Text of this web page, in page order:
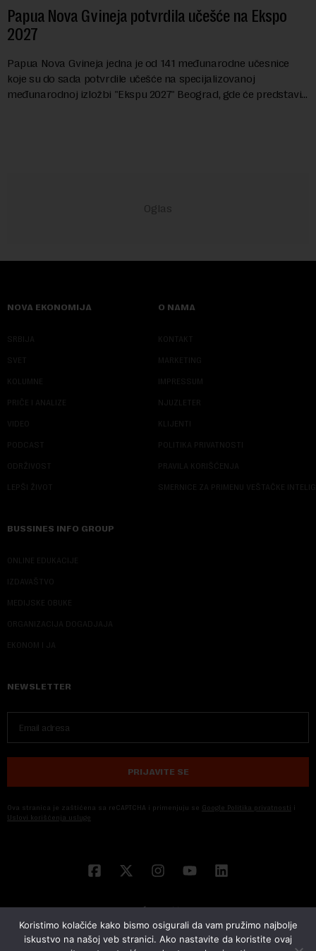
Papua Nova Gvineja potvrdila učešće na Ekspo
2027
Papua Nova Gvineja jedna je od 141 međunarodne učesnice
koje su do sada potvrdile učešće na specijalizovanoj
međunarodnoj izložbi "Ekspu 2027" Beograd, gde će predstaviti
NOVA EKONOMIJA
SRBIJA
SVET
KOLUMNE
PRIČE I ANALIZE
VIDEO
PODCAST
ODRŽIVOST
LEPŠI ŽIVOT
O NAMA
KONTAKT
MARKETING
IMPRESSUM
NJUZLETER
KLIJENTI
POLITIKA PRIVATNOSTI
PRAVILA KORIŠĆENJA
SMERNICE ZA PRIMENU VEŠTAČKE
BUSSINES INFO GROUP
ONLINE EDUKACIJE
IZDAVAŠTVO
MEDIJSKE OBUKE
ORGANIZACIJA DOGADJAJA
EKONOM I JA
NEWSLETTER
PRIJAVITE SE
Ova stranica je zaštićena sa reCAPTCHA i primenjuju se Google Politika privatnosti i
Uslovi korišćenja usluge
Koristimo kolačiće kako bismo osigurali da vam pružimo najbolje
iskustvo na našoj veb stranici. Ako nastavite da koristite ovaj